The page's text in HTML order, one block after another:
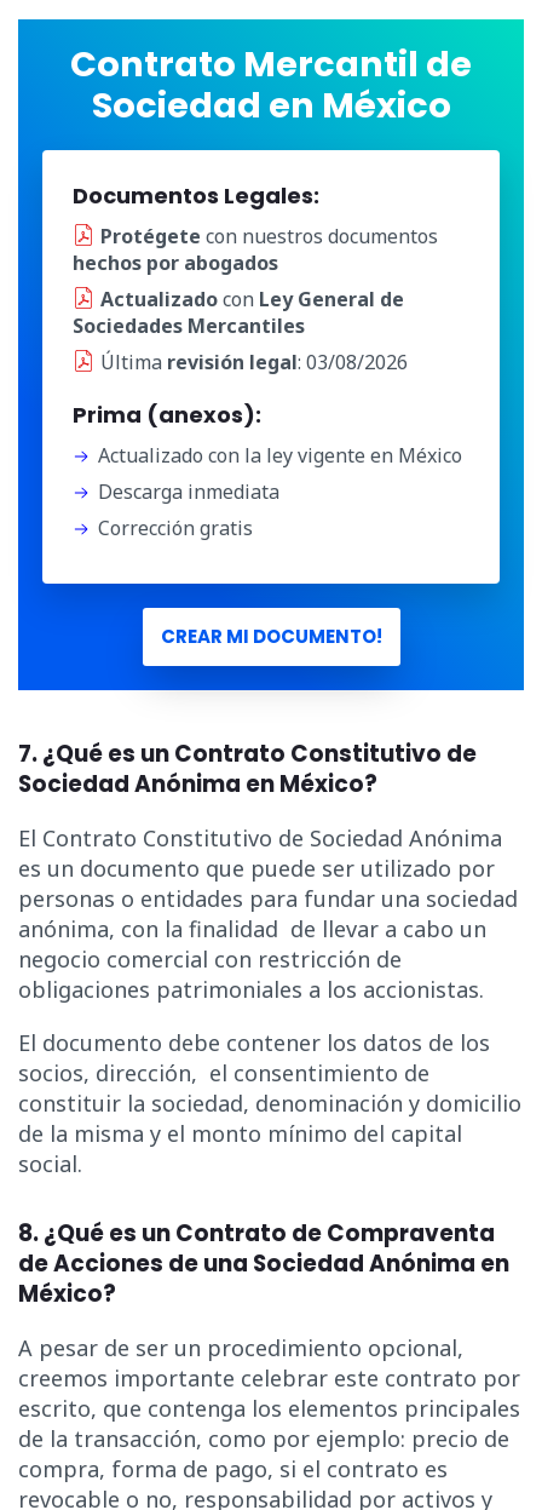
Contrato Mercantil de
Sociedad en México
Documentos Legales:
Protégete con nuestros documentos
hechos por abogados
Actualizadocon Ley General de
Sociedades Mercantiles
Última revisión legal: 03/08/2026
Prima (anexos):
Actualizado con la ley vigente en México
Descarga inmediata
Corrección gratis
CREAR MI DOCUMENTO!
7. ¿Qué es un Contrato Constitutivo de
Sociedad Anónima en México?
El Contrato Constitutivo de Sociedad Anónima
es un documento que puede ser utilizado por
personas o entidades para fundar una sociedad
anónima, con la finalidad de llevar a cabo un
negocio comercial con restricción de
obligaciones patrimoniales a los accionistas.
El documento debe contener los datos de los
socios, dirección, el consentimiento de
constituir la sociedad, denominación y domicilio
de la misma y el monto mínimo del capital
social.
8. ¿Qué es un Contrato de Compraventa
de Acciones de una Sociedad Anónima en
México?
A pesar de ser un procedimiento opcional,
creemos importante celebrar este contrato por
escrito, que contenga los elementos principales
de la transacción, como por ejemplo: precio de
compra, forma de pago, si el contrato es
revocable o no, responsabilidad por activos y